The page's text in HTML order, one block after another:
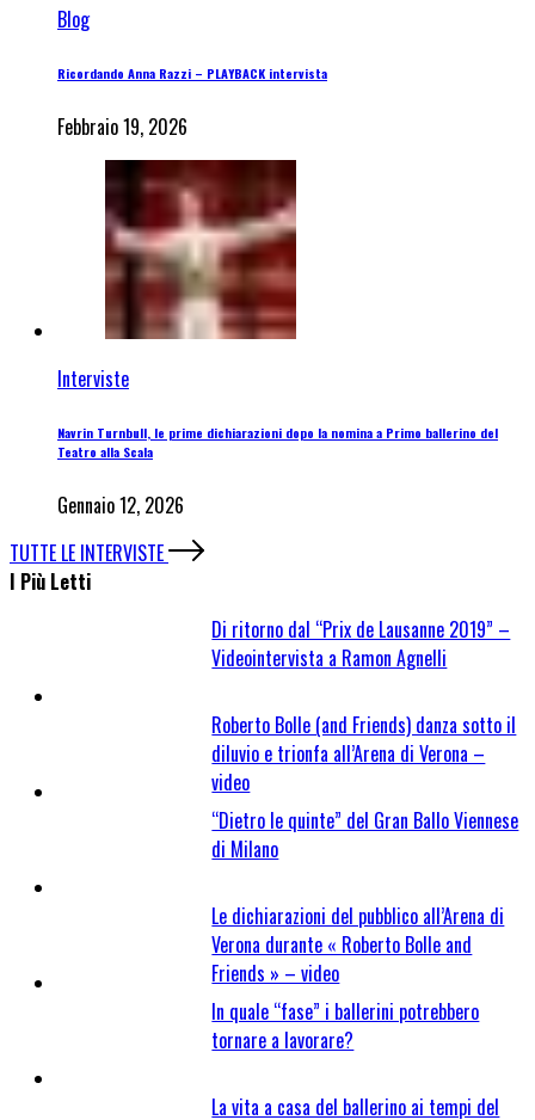
Blog
Ricordando Anna Razzi – PLAYBACK intervista
Febbraio 19, 2026
Interviste
Navrin Turnbull, le prime dichiarazioni dopo la nomina a Primo ballerino del
Teatro alla Scala
Gennaio 12, 2026
TUTTE LE INTERVISTE
I Più Letti
Di ritorno dal “Prix de Lausanne 2019” –
Videointervista a Ramon Agnelli
Roberto Bolle (and Friends) danza sotto il
diluvio e trionfa all’Arena di Verona –
video
“Dietro le quinte” del Gran Ballo Viennese
di Milano
Le dichiarazioni del pubblico all’Arena di
Verona durante « Roberto Bolle and
Friends » – video
In quale “fase” i ballerini potrebbero
tornare a lavorare?
La vita a casa del ballerino ai tempi del